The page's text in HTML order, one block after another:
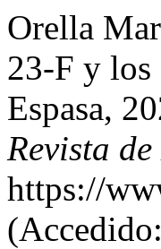
Orella
23-F y los
Espasa,
Revista
https://